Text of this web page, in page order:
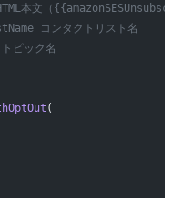
本文（
コンタクトリスト名
ピック名
(